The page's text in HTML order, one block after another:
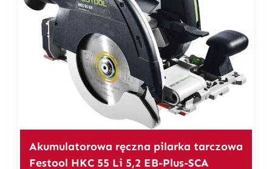
Akumulatorowa ręczna pilarka tarczowa
Festool HKC 55 Li 5,2 EB-Plus-SCA